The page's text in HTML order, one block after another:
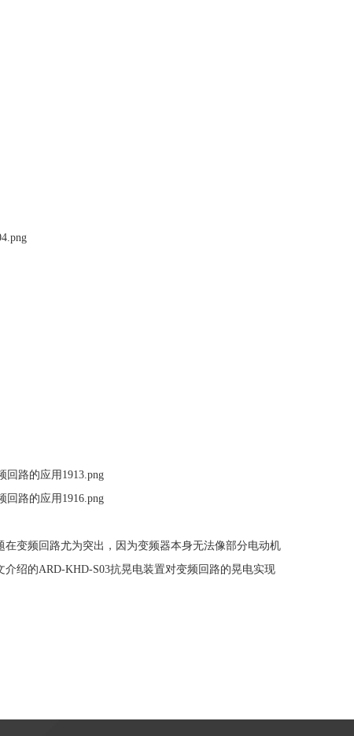
变频回路尤为突出，因为变频器本身无法像部分电动机
介绍的ARD-KHD-S03抗晃电装置对变频回路的晃电实现